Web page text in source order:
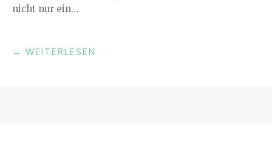
nicht nur ein…
„IM
→ WEITERLESEN